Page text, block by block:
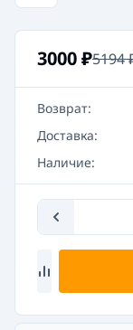
3000₽5194
Возврат:
Доставка:
Наличие: